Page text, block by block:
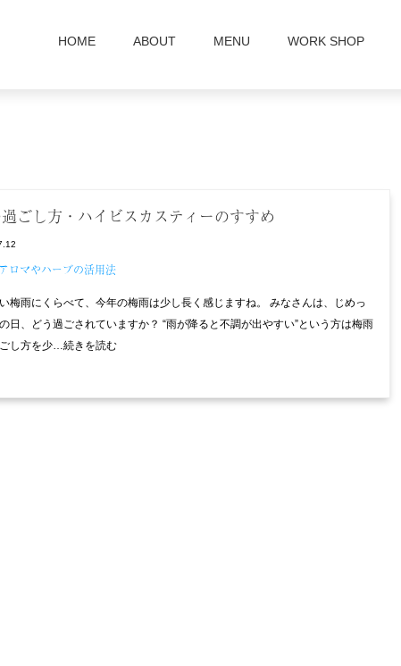
HOME ABOUT MENU WORK SHOP
ごし方・ハイビスカスティーのすすめ
アロマやハーブの活用法
梅雨にくらべて、今年の梅雨は少し長く感じますね。 みなさんは、じめっ
日、どう過ごされていますか？ “雨が降ると不調が出やすい”という方は梅雨
し方を少…続きを読む